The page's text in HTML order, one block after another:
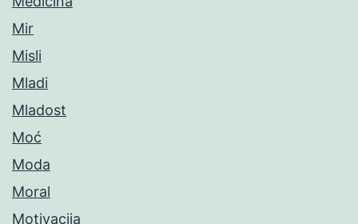
Mir
Misli
Mladi
Mladost
Moć
Moda
Moral
Motivacija